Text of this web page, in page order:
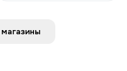
Показать все магазины